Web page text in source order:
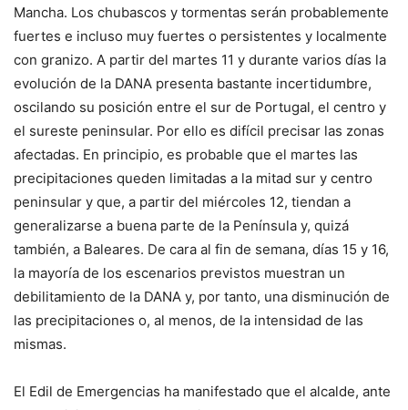
Mancha. Los chubascos y tormentas serán probablemente
fuertes e incluso muy fuertes o persistentes y localmente
con granizo. A partir del martes 11 y durante varios días la
evolución de la DANA presenta bastante incertidumbre,
oscilando su posición entre el sur de Portugal, el centro y
el sureste peninsular. Por ello es difícil precisar las zonas
afectadas. En principio, es probable que el martes las
precipitaciones queden limitadas a la mitad sur y centro
peninsular y que, a partir del miércoles 12, tiendan a
generalizarse a buena parte de la Península y, quizá
también, a Baleares. De cara al fin de semana, días 15 y 16,
la mayoría de los escenarios previstos muestran un
debilitamiento de la DANA y, por tanto, una disminución de
las precipitaciones o, al menos, de la intensidad de las
mismas.
El Edil de Emergencias ha manifestado que el alcalde, ante